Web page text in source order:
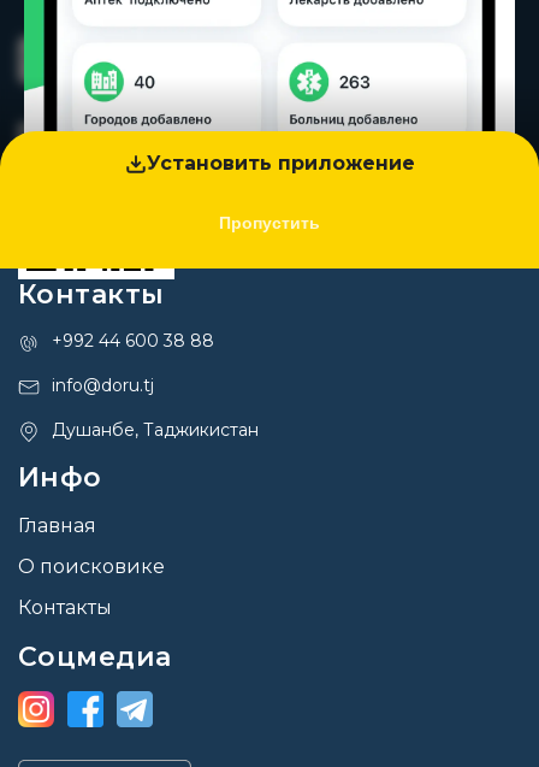
Установить приложение
Пропустить
Контакты
+992 44 600 38 88
info@doru.tj
Душанбе, Таджикистан
Инфо
Главная
О поисковике
Контакты
Соцмедиа